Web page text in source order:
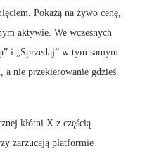
Pokażą na żywo cenę,
aktywie. We wczesnych
i „Sprzedaj” w tym samym
a nie przekierowanie gdzieś
kłótni X z częścią
zarzucają platformie